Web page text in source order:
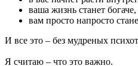
ваша жизнь станет
вам просто напросто
И все это – без мудреных
Я считаю – что это важно.